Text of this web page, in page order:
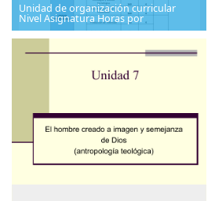
Unidad de organización curricular
Nivel Asignatura Horas por